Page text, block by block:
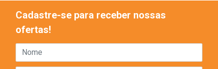
Cadastre-se para receber nossas
ofertas!